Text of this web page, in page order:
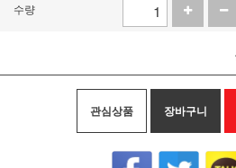
수량
관심상품 장바구니